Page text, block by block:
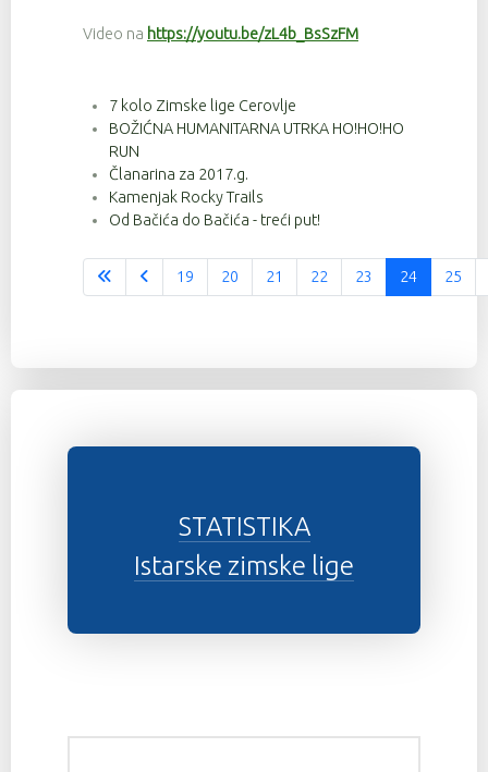
Video na https://youtu.be/zL4b_BsSzFM
7 kolo Zimske lige Cerovlje
BOŽIĆNA HUMANITARNA UTRKA HO!HO!HO
RUN
Članarina za 2017.g.
Kamenjak Rocky Trails
Od Bačića do Bačića - treći put!
Stranica 24 od 37
19 20 21 22 23 24 25
STATISTIKA
Istarske zimske lige